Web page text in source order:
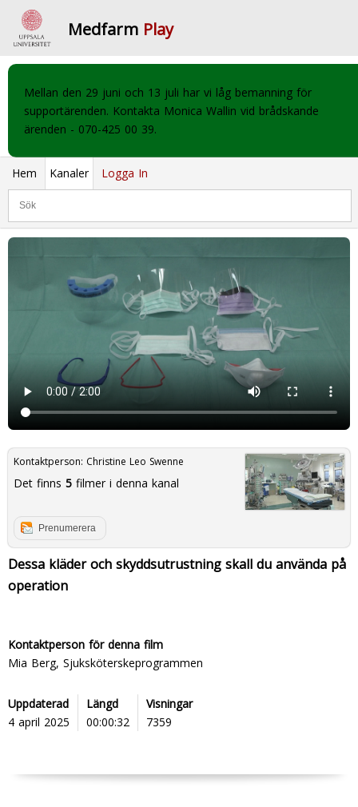
Medfarm Play
Mellan den 29 juni och 13 juli har vi låg bemanning för
supportärenden. Kontakta Monica Wallin vid brådskande
ärenden - 070-425 00 39.
Hem Kanaler Logga In
Kontaktperson: Christine Leo Swenne
Det finns 5filmer i denna kanal
Prenumerera
Dessa kläder och skyddsutrustning skall du använda på
operation
Kontaktperson för denna film
Mia Berg, Sjuksköterskeprogrammen
Uppdaterad
4 april 2025
Längd
00:00:32
Visningar
7359